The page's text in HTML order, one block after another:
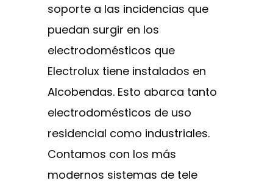
soporte a las incidencias que
puedan surgir en los
electrodomésticos que
Electrolux tiene instalados en
Alcobendas. Esto abarca tanto
electrodomésticos de uso
residencial como industriales.
Contamos con los más
modernos sistemas de tele